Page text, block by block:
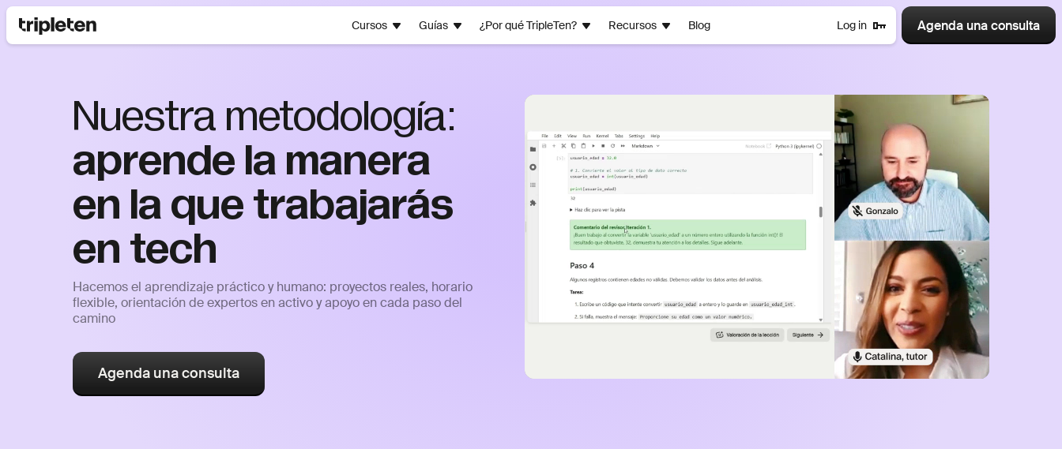
Cursos Guías ¿Por qué TripleTen? Recursos Blog Log in Agenda una consulta
Nuestra metodología:
aprende la manera
en la que trabajarás
en tech
Hacemos el aprendizaje práctico y humano: proyectos reales, horario
flexible, orientación de expertos en activo y apoyo en cada paso del
camino
Agenda una consulta